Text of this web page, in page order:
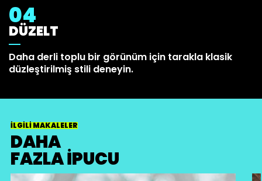
DÜZELT
04
Daha derli toplu bir görünüm için tarakla klasik
düzleştirilmiş stili deneyin.
İLGİLİ MAKALELER
DAHA
FAZLA İPUCU